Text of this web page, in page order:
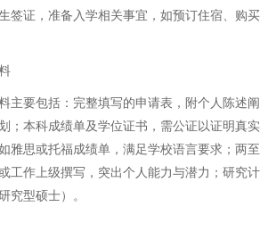
签证，准备入学相关事宜，如预订住宿、购买
主要包括：完整填写的申请表，附个人陈述阐
；本科成绩单及学位证书，需公证以证明真实
雅思或托福成绩单，满足学校语言要求；两至
工作上级撰写，突出个人能力与潜力；研究计
究型硕士）。